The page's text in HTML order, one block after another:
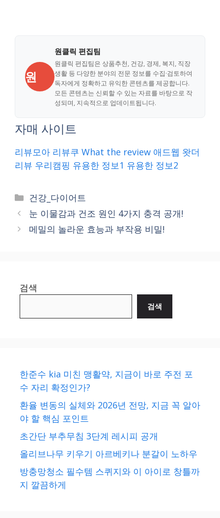
원
원클릭 편집팀
원클릭 편집팀은 상품추천, 건강, 경제, 복지, 직장
생활 등 다양한 분야의 전문 정보를 수집·검토하여
독자에게 정확하고 유익한 콘텐츠를 제공합니다.
모든 콘텐츠는 신뢰할 수 있는 자료를 바탕으로 작
성되며, 지속적으로 업데이트됩니다.
자매 사이트
리뷰모아 리뷰쿠 What the review 애드웹 왓더
리뷰 우리캠핑 유용한 정보1 유용한 정보2
Categories
건강_다이어트
눈 이물감과 건조 원인 4가지 충격 공개!
메밀의 놀라운 효능과 부작용 비밀!
검색
검색
한준수 kia 미친 맹활약, 지금이 바로 주전 포
수 자리 확정인가?
환율 변동의 실체와 2026년 전망, 지금 꼭 알아
야 할 핵심 포인트
초간단 부추무침 3단계 레시피 공개
올리브나무 키우기 아르베키나 분갈이 노하우
방충망청소 필수템 스퀴지와 이 아이로 창틀까
지 깔끔하게